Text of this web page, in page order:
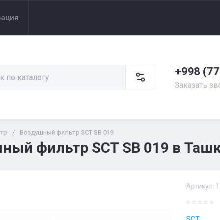
+998
Заказать
/ Воздушный фильтр SCT SB 019
фильтр SCT SB 019 в
Артикул: